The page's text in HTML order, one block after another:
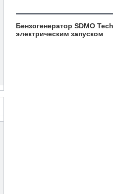
Бензогенератор SDMO
электрическим запуском